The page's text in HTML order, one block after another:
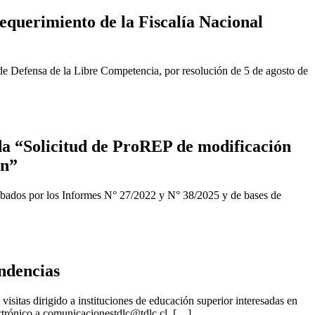
de la Fiscalía Nacional
de la Libre Competencia, por resolución de 5 de agosto de
“Solicitud de ProREP de modificación
por los Informes N° 27/2022 y N° 38/2025 y de bases de
dirigido a instituciones de educación superior interesadas en